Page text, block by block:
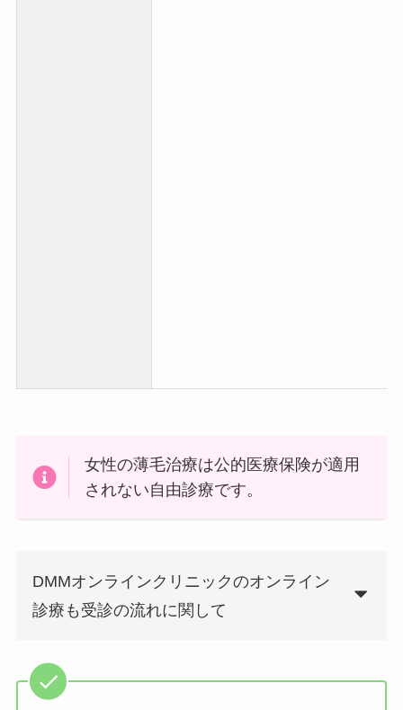
女性の薄毛治療は公的医療保険が適用
されない自由診療です。
DMMオンラインクリニックのオンライン
診療も受診の流れに関して